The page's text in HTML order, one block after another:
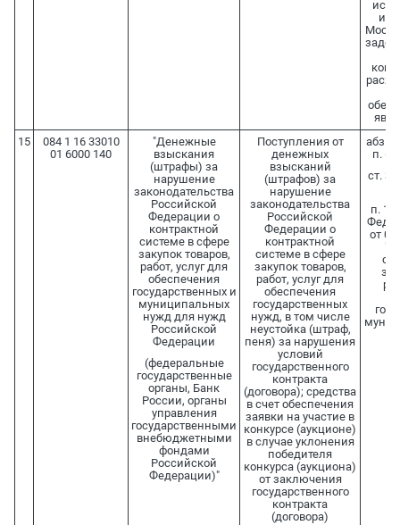
15
084 1 16 33010
01 6000 140
"Денежные
взыскания
(штрафы) за
нарушение
законодательства
Российской
Федерации о
контрактной
системе в сфере
закупок товаров,
работ, услуг для
обеспечения
государственных и
муниципальных
нужд для нужд
Российской
Федерации
(федеральные
государственные
органы, Банк
России, органы
управления
государственными
внебюджетными
фондами
Российской
Федерации)"
Поступления от
денежных
взысканий
(штрафов) за
нарушение
законодательства
Российской
Федерации о
контрактной
системе в сфере
закупок товаров,
работ, услуг для
обеспечения
государственных
нужд, в том числе
неустойка (штраф,
пеня) за нарушения
условий
государственного
контракта
(договора); средства
в счет обеспечения
заявки на участие в
конкурсе (аукционе)
в случае уклонения
победителя
конкурса (аукциона)
от заключения
государственного
контракта
(договора)
абз. 4
п. 6
ст.
п. 15
от
"О